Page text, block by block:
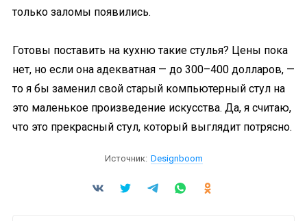
только заломы появились.
Готовы поставить на кухню такие стулья? Цены пока
нет, но если она адекватная — до 300–400 долларов, —
то я бы заменил свой старый компьютерный стул на
это маленькое произведение искусства. Да, я считаю,
что это прекрасный стул, который выглядит потрясно.
Источник: Designboom